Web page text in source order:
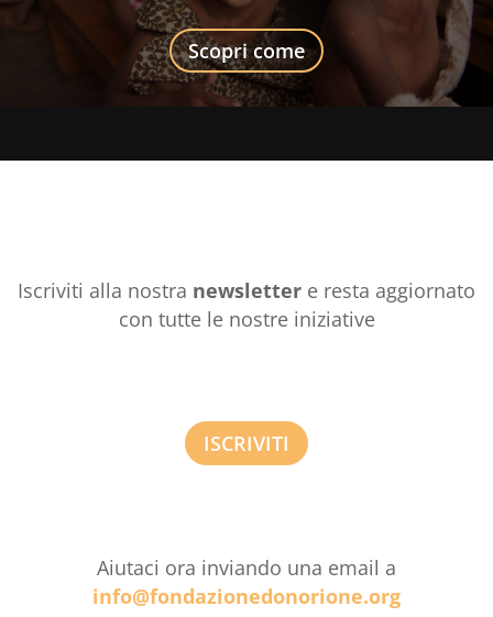
Scopri come
Iscriviti alla nostra newsletter e resta aggiornato
con tutte le nostre iniziative
ISCRIVITI
Aiutaci ora inviando una email a
info@fondazionedonorione.org